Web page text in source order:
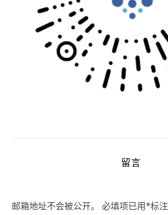
留言
邮箱地址不会被公开。 必填项已用*标注